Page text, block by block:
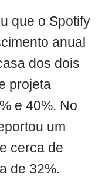
que o Spotify
anual
dos dois
projeta
e 40%. No
um
cerca de
de 32%.